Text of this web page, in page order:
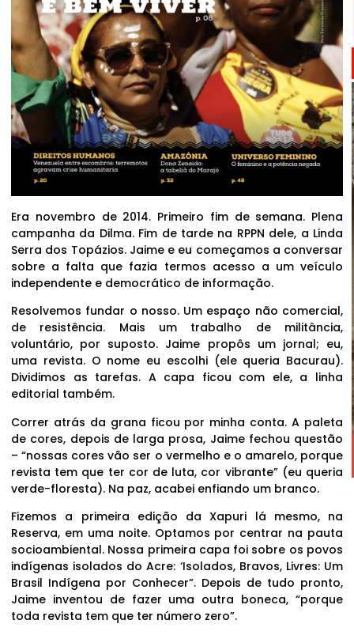
Era novembro de 2014. Primeiro fim de semana. Plena
campanha da Dilma. Fim de tarde na RPPN dele, a Linda
Serra dos Topázios. Jaime e eu começamos a conversar
sobre a falta que fazia termos acesso a um veículo
independente e democrático de informação.
Resolvemos fundar o nosso. Um espaço não comercial,
de resistência. Mais um trabalho de militância,
voluntário, por suposto. Jaime propôs um jornal; eu,
uma revista. O nome eu escolhi (ele queria Bacurau).
Dividimos as tarefas. A capa ficou com ele, a linha
editorial também.
Correr atrás da grana ficou por minha conta. A paleta
de cores, depois de larga prosa, Jaime fechou questão
– “nossas cores vão ser o vermelho e o amarelo, porque
revista tem que ter cor de luta, cor vibrante” (eu queria
verde-floresta). Na paz, acabei enfiando um branco.
Fizemos a primeira edição da Xapuri lá mesmo, na
Reserva, em uma noite. Optamos por centrar na pauta
socioambiental. Nossa primeira capa foi sobre os povos
indígenas isolados do Acre: ‘Isolados, Bravos, Livres: Um
Brasil Indígena por Conhecer”. Depois de tudo pronto,
Jaime inventou de fazer uma outra boneca, “porque
toda revista tem que ter número zero”.